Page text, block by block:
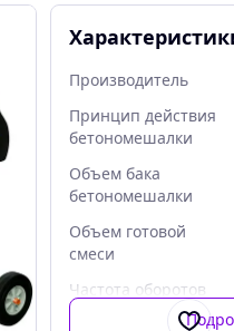
Производитель
Принцип действия
бетономешалки
Объем бака
бетономешалки
Объем готовой
смеси
Частота оборотов
барабана